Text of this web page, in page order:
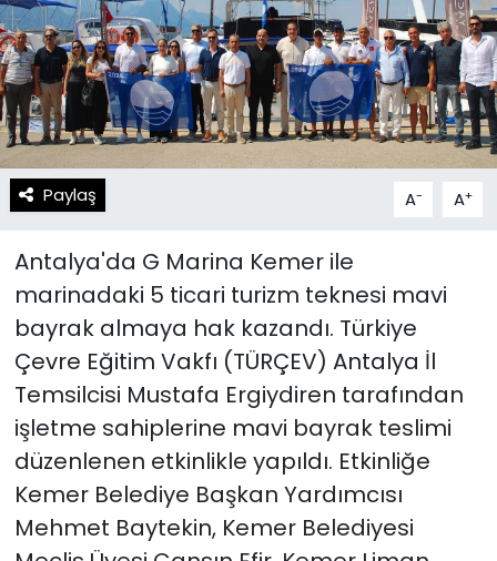
Paylaş A- A+
Antalya'da G Marina Kemer ile
marinadaki 5 ticari turizm teknesi mavi
bayrak almaya hak kazandı. Türkiye
Çevre Eğitim Vakfı (TÜRÇEV) Antalya İl
Temsilcisi Mustafa Ergiydiren tarafından
işletme sahiplerine mavi bayrak teslimi
düzenlenen etkinlikle yapıldı. Etkinliğe
Kemer Belediye Başkan Yardımcısı
Mehmet Baytekin, Kemer Belediyesi
Resmi İlanlar
Künye
Gizlilik Sözleşmesi
İletişim